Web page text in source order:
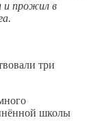
и прожил в
три
школы